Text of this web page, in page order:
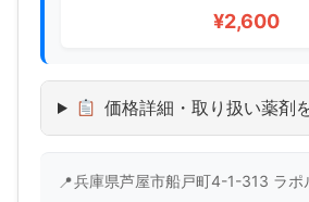
¥2,600
価格詳細・取り扱い薬剤
兵庫県芦屋市船戸町4-1-313 ラポ